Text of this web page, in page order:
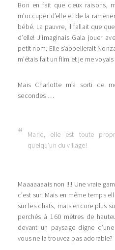
Bon en fait que deux raisons,
m’occuper d’elle et de la
bébé. La pauvre, il fallait que
d’elle! J’imaginais Gala jouer
petit nom. Elle s’appellerait
m’étais fait un film et je me
Mais Charlotte m’a sorti de
secondes …
Marie, elle est toute
quelqu’un du village!
Maaaaaaais non !!!! Une vraie
c’est sur! Mais en même temps
sur les chats, mais encore plus
perchés à 160 mètres de
devant un paysage digne
vous ne la trouvez pas adorable?